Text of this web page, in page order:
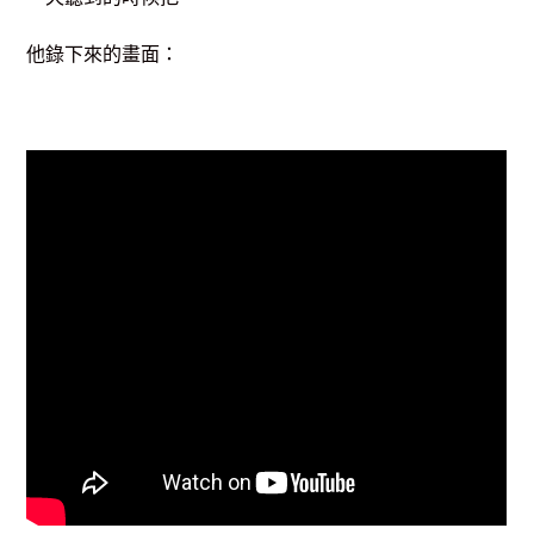
他錄下來的畫面：